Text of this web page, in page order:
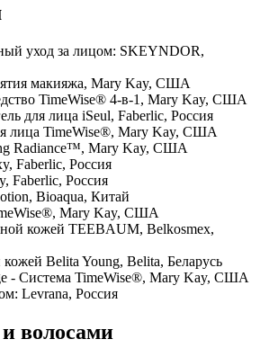
уход за лицом: SKEYNDOR,
макияжа, Mary Kay, США
TimeWise® 4-в-1, Mary Kay, США
для лица iSeul, Faberlic, Россия
лица TimeWise®, Mary Kay, США
Radiance™, Mary Kay, США
Faberlic, Россия
Faberlic, Россия
Bioaqua, Китай
Mary Kay, США
кожей TEEBAUM, Belkosmex,
Belita Young, Belita, Беларусь
- Система TimeWise®, Mary Kay, США
Levrana, Россия
волосами